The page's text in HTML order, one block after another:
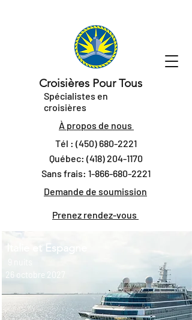
Croisières Pour Tous
Spécialistes en
croisières
À propos de nous
Tél : (450) 680-2221
Québec: (418) 204-1170
Sans frais: 1-866-680-2221
Demande de soumission
Prenez rendez-vous
Italie et Espagne
26 octobre 2027